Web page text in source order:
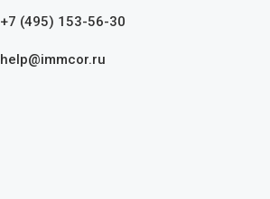
+7 (495) 153-56-30
help@immcor.ru